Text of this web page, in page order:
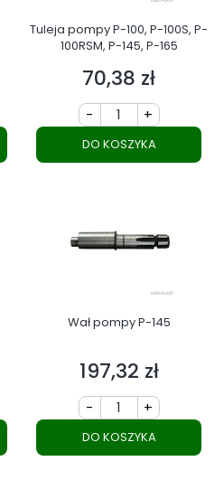
Tuleja pompy P-100, P-100S, P-
100RSM, P-145, P-165
Cena
70,38 zł
- +
DO KOSZYKA
Wał pompy P-145
Cena
197,32 zł
- +
DO KOSZYKA